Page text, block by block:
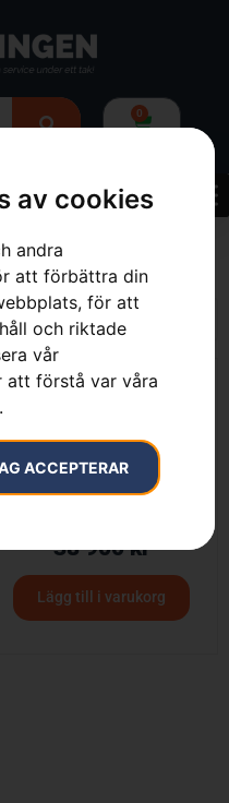
av cookies
andra
att förbättra din
för att
och riktade
vår
förstå var våra
ACCEPTERAR
0
38 900kr
Lägg till i varukorg